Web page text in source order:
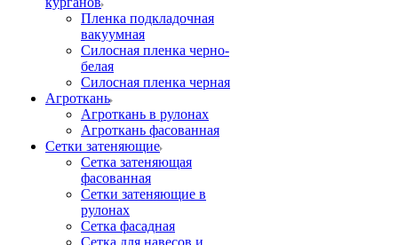
Пленка подкладочная
вакуумная
Силосная пленка черно-
белая
Силосная пленка черная
Агроткань
Агроткань в рулонах
Агроткань фасованная
Сетки затеняющие
Сетка затеняющая
фасованная
Сетки затеняющие в
рулонах
Сетка фасадная
Сетка для навесов и